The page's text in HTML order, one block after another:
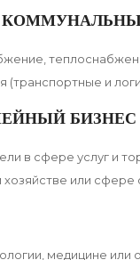
и
БИЗНЕС
в сфере услуг и
или сфере
медицине или